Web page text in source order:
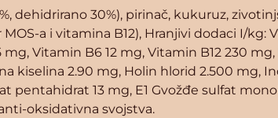
dehidrirano 30%), pirinač, kukuruz,
a i vitamina B12), Hranjivi dodaci I/
Vitamin B6 12 mg, Vitamin B12 230
kiselina 2.90 mg, Holin hlorid 2.500 mg,
pentahidrat 13 mg, E1 Gvožđe sulfat
oksidativna svojstva.